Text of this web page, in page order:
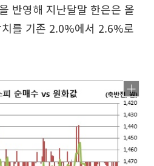
반영해 지난달말 한은은 올
를 기존 2.0%에서 2.6%로